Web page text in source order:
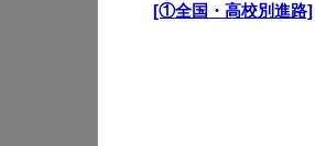
[①全国・高校別進路]